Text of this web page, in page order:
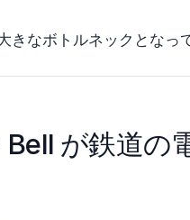
なボトルネックとなっ
が鉄道の